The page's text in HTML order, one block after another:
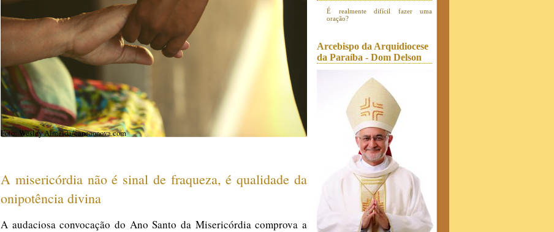
Foto: Wesley Almeida/cancaonova.com
A misericórdia não é sinal de fraqueza, é qualidade da
onipotência divina
A audaciosa convocação do Ano Santo da Misericórdia comprova a
É realmente difícil fazer uma
oração?
Arcebispo da Arquidiocese
da Paraíba - Dom Delson